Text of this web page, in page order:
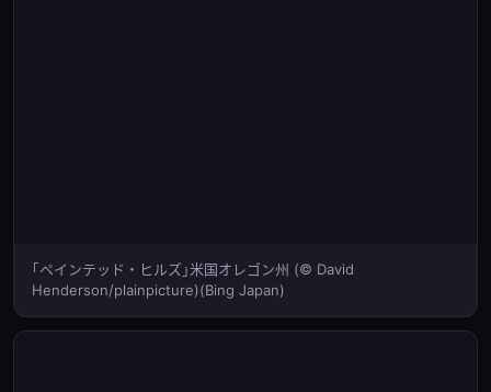
｢ペインテッド・ヒルズ｣米国オレゴン州 (© David
Henderson/plainpicture)(Bing Japan)